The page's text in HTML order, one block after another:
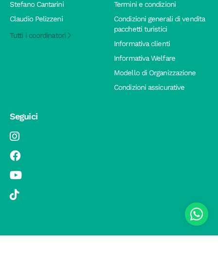
Stefano Cantarini
Claudio Pelizzeni
Tutti i coordinatori
Termini e condizioni
Condizioni generali di vendita
pacchetti turistici
Informativa clienti
Informativa Welfare
Modello di Organizzazione
Condizioni assicurative
Seguici